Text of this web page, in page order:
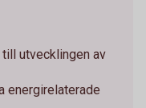
utvecklingen av
energirelaterade